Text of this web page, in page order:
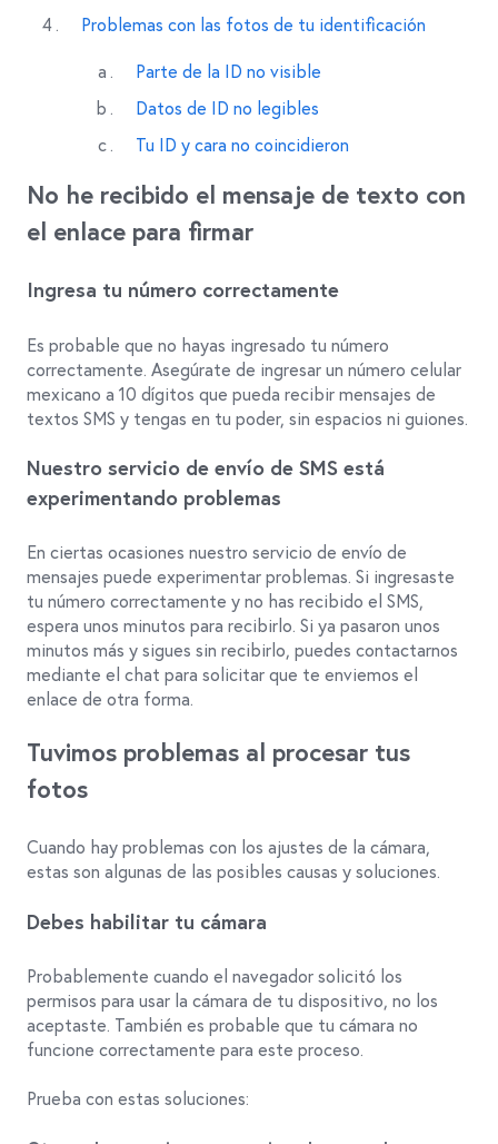
Problemas con las fotos de tu identificación
Parte de la ID no visible
Datos de ID no legibles
Tu ID y cara no coincidieron
No he recibido el mensaje de texto con
el enlace para firmar
Ingresa tu número correctamente
Es probable que no hayas ingresado tu número
correctamente. Asegúrate de ingresar un número celular
mexicano a 10 dígitos que pueda recibir mensajes de
textos SMS y tengas en tu poder, sin espacios ni guiones.
Nuestro servicio de envío de SMS está
experimentando problemas
En ciertas ocasiones nuestro servicio de envío de
mensajes puede experimentar problemas. Si ingresaste
tu número correctamente y no has recibido el SMS,
espera unos minutos para recibirlo. Si ya pasaron unos
minutos más y sigues sin recibirlo, puedes contactarnos
mediante el chat para solicitar que te enviemos el
enlace de otra forma.
Tuvimos problemas al procesar tus
fotos
Cuando hay problemas con los ajustes de la cámara,
estas son algunas de las posibles causas y soluciones.
Debes habilitar tu cámara
Probablemente cuando el navegador solicitó los
permisos para usar la cámara de tu dispositivo, no los
aceptaste. También es probable que tu cámara no
funcione correctamente para este proceso.
Prueba con estas soluciones: